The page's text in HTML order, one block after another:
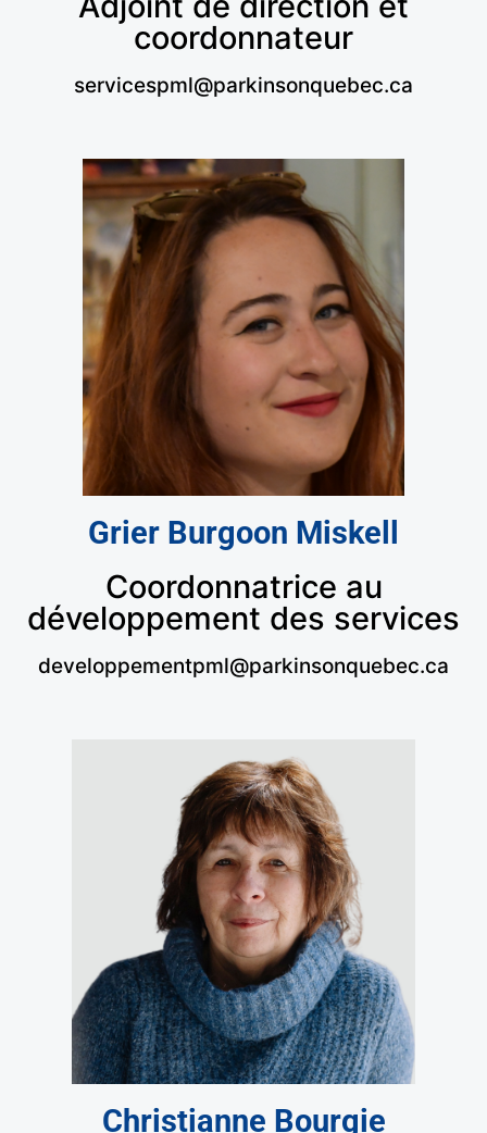
coordonnateur
servicespml@parkinsonquebec.ca
Grier Burgoon Miskell
Coordonnatrice au
développement des services
developpementpml@parkinsonquebec.ca
Christianne Bourgie